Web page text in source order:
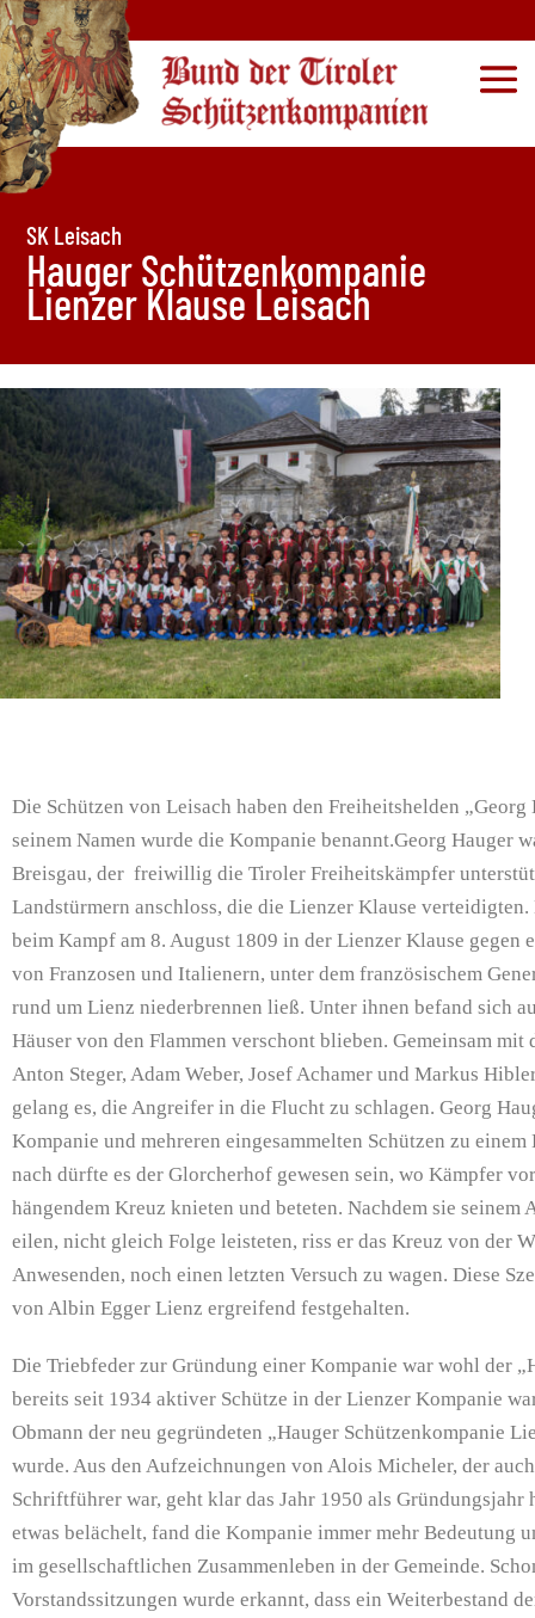
SK Leisach
Hauger Schützenkompanie
Lienzer Klause Leisach
Die Schützen von Leisach haben den Freiheitshelden
seinem Namen wurde die Kompanie benannt.Georg Hauger
Breisgau, der freiwillig die Tiroler Freiheitskämpfer
Landstürmern anschloss, die die Lienzer Klause
beim Kampf am 8. August 1809 in der Lienzer Klause gegen
von Franzosen und Italienern, unter dem französischem
rund um Lienz niederbrennen ließ. Unter ihnen befand sich
Häuser von den Flammen verschont blieben. Gemeinsam mit
Anton Steger, Adam Weber, Josef Achamer und Markus
gelang es, die Angreifer in die Flucht zu schlagen. Georg
Kompanie und mehreren eingesammelten Schützen zu
nach dürfte es der Glorcherhof gewesen sein, wo Kämpfer
hängendem Kreuz knieten und beteten. Nachdem sie
eilen, nicht gleich Folge leisteten, riss er das Kreuz von der
Anwesenden, noch einen letzten Versuch zu wagen. Diese
von Albin Egger Lienz ergreifend festgehalten.
Die Triebfeder zur Gründung einer Kompanie war wohl der
bereits seit 1934 aktiver Schütze in der Lienzer Kompanie
Obmann der neu gegründeten „Hauger Schützenkompanie
wurde. Aus den Aufzeichnungen von Alois Micheler, der
Schriftführer war, geht klar das Jahr 1950 als
etwas belächelt, fand die Kompanie immer mehr Bedeutung
im gesellschaftlichen Zusammenleben in der Gemeinde.
Vorstandssitzungen wurde erkannt, dass ein Weiterbestand